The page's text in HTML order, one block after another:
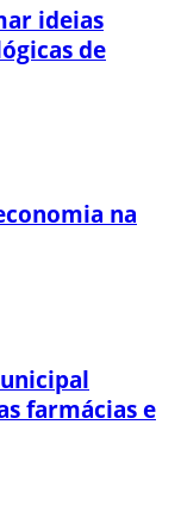
ideias
de
na
farmácias e